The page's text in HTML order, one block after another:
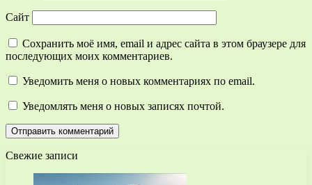
Сайт
Сохранить моё имя, email и адрес сайта в этом браузере для
последующих моих комментариев.
Уведомить меня о новых комментариях по email.
Уведомлять меня о новых записях почтой.
Свежие записи